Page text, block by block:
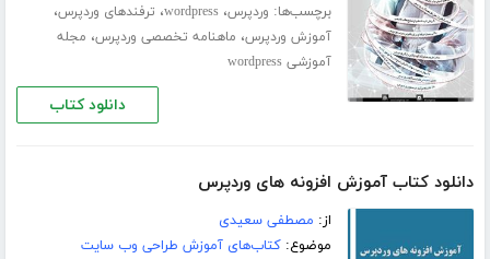
برچسب‌ها: وردپرس،wordpress، ترفندهای وردپرس،
آموزش وردپرس، ماهنامه تخصصی وردپرس، مجله
آموزشی wordpress
دانلود کتاب
دانلود کتاب آموزش افزونه های وردپرس
از: مصطفی سعیدی
موضوع:کتاب‌های آموزش طراحی وب سایت